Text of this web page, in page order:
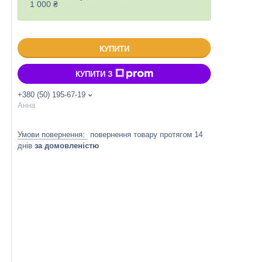
1 000 ₴
КУПИТИ
КУПИТИ З
+380 (50) 195-67-19
Анна
повернення товару протягом 14
днів за домовленістю